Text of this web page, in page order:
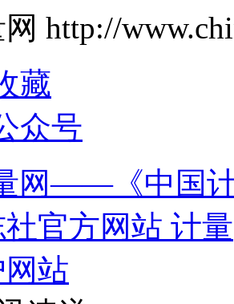
http://
藏
众号